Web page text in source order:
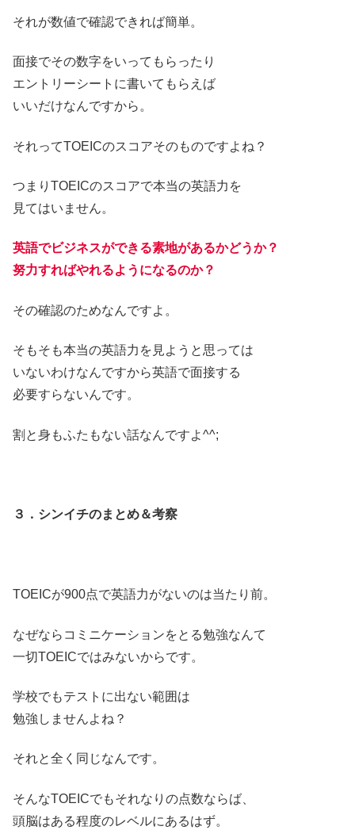
それが数値で確認できれば簡単。
面接でその数字をいってもらったり
エントリーシートに書いてもらえば
いいだけなんですから。
それってTOEICのスコアそのものですよね？
つまりTOEICのスコアで本当の英語力を
見てはいません。
英語でビジネスができる素地があるかどうか？
努力すればやれるようになるのか？
その確認のためなんですよ。
そもそも本当の英語力を見ようと思っては
いないわけなんですから英語で面接する
必要すらないんです。
割と身もふたもない話なんですよ^^;
３．シンイチのまとめ＆考察
TOEICが900点で英語力がないのは当たり前。
なぜならコミニケーションをとる勉強なんて
一切TOEICではみないからです。
学校でもテストに出ない範囲は
勉強しませんよね？
それと全く同じなんです。
そんなTOEICでもそれなりの点数ならば、
頭脳はある程度のレベルにあるはず。